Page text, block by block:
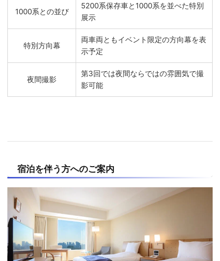
1000系との並び
5200系保存車と1000系を並べた特別
展示
特別方向幕
両車両ともイベント限定の方向幕を表
示予定
夜間撮影
第3回では夜間ならではの雰囲気で撮
影可能
宿泊を伴う方へのご案内